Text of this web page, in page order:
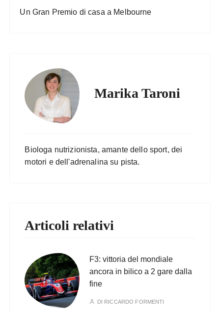
Un Gran Premio di casa a Melbourne
Marika Taroni
Biologa nutrizionista, amante dello sport, dei
motori e dell'adrenalina su pista.
Articoli relativi
F3: vittoria del mondiale
ancora in bilico a 2 gare dalla
fine
DI RICCARDO FORMENTI